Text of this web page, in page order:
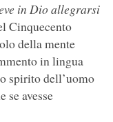
in Dio allegrarsi
Cinquecento
della mente
in lingua
spirito dell’uomo
se avesse